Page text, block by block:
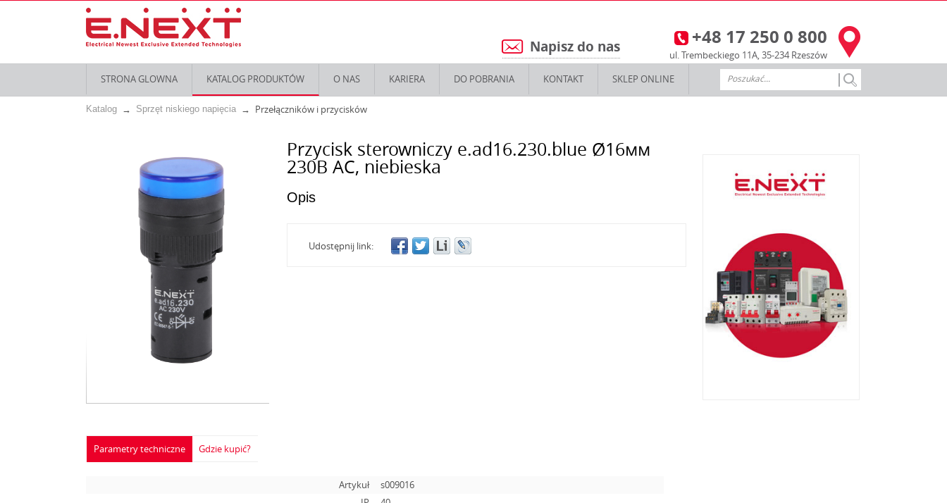
3 +48 17 250 0 800
ul. Trembeckiego 11A, 35-234 Rzeszów
5 Napisz do nas
STRONA GLOWNA KATALOG PRODUKTÓW O NAS KARIERA DO POBRANIA KONTAKT SKLEP ONLINE
Katalog Sprzęt niskiego napięcia Przełączników i przycisków
Przycisk sterowniczy e.ad16.230.blue Ø16мм
230В АС, niebieska
Opis
Udostępnij link:
Parametry techniczne
Artykuł
s009016
Gdzie kupić?